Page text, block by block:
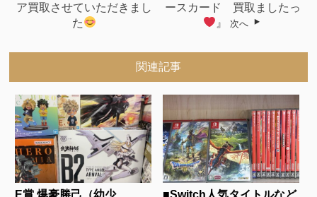
ア買取させていただきまし
た
ースカード 買取ましたっ
』
次へ
関連記事
E賞 爆豪勝己（幼少 ■Switch人気タイトルなど